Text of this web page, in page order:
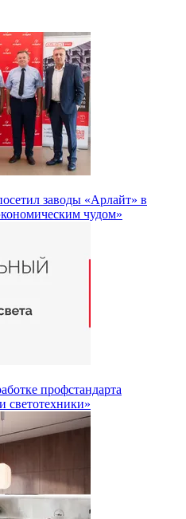
заводы «Арлайт» в
чудом»
профстандарта
светотехники»